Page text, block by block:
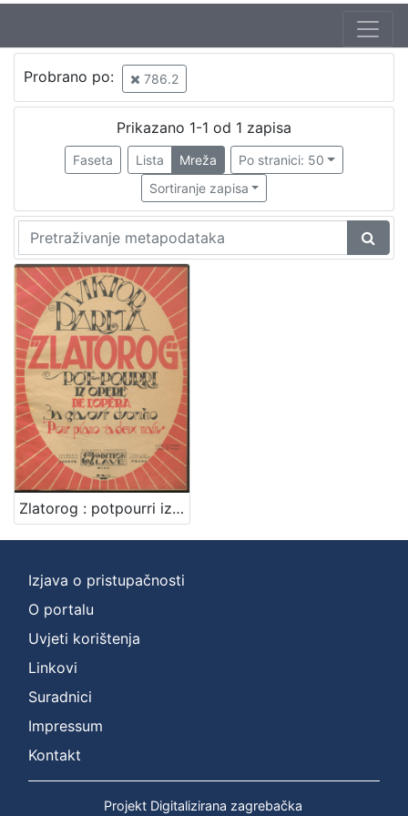
Probrano po: 786.2
Prikazano 1-1 od 1 zapisa
Faseta Lista Mreža
Po stranici: 50
Sortiranje zapisa
Zlatorog : potpourri iz opere : za glasovir dvoručno / Viktor Parma
Izjava o pristupačnosti
O portalu
Uvjeti korištenja
Linkovi
Suradnici
Impressum
Kontakt
Projekt Digitalizirana zagrebačka